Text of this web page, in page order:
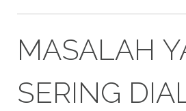
MASALAH
SERING